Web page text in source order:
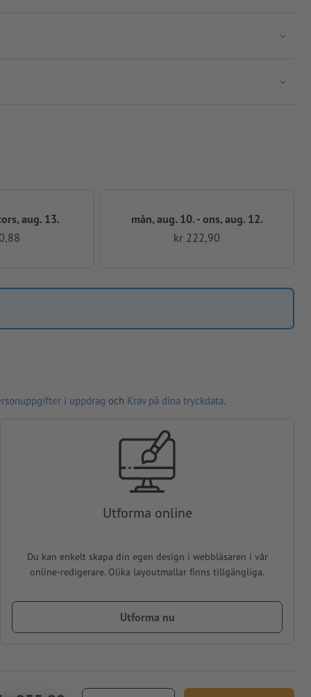
aug. 13.
mån, aug. 10. - ons, aug. 12.
kr 222,90
i uppdrag och Krav på dina tryckdata.
Utforma online
Du kan enkelt skapa din egen design i webbläsaren i vår
online-redigerare. Olika layoutmallar finns tillgängliga.
Utforma nu